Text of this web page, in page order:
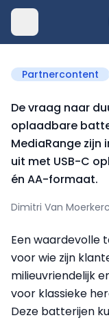
Partnercontent
De vraag naar
oplaadbare
MediaRange
uit met USB-C
én AA-formaat.
Dimitri Van
Een waardevolle
voor wie zijn
milieuvriendelijk
voor klassieke
Deze batterijen